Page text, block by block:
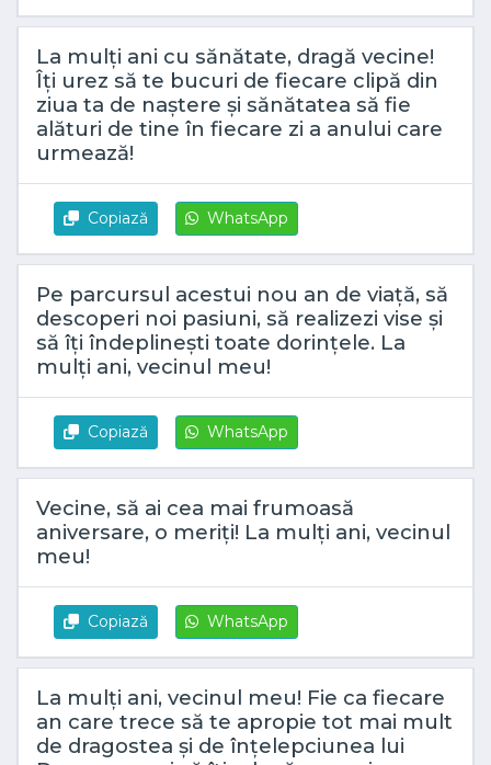
La mulți ani cu sănătate, dragă vecine!
Îți urez să te bucuri de fiecare clipă din
ziua ta de naștere și sănătatea să fie
alături de tine în fiecare zi a anului care
urmează!
Copiază WhatsApp
Pe parcursul acestui nou an de viață, să
descoperi noi pasiuni, să realizezi vise și
să îți îndeplinești toate dorințele. La
mulți ani, vecinul meu!
Copiază WhatsApp
Vecine, să ai cea mai frumoasă
aniversare, o meriți! La mulți ani, vecinul
meu!
Copiază WhatsApp
La mulți ani, vecinul meu! Fie ca fiecare
an care trece să te apropie tot mai mult
de dragostea și de înțelepciunea lui